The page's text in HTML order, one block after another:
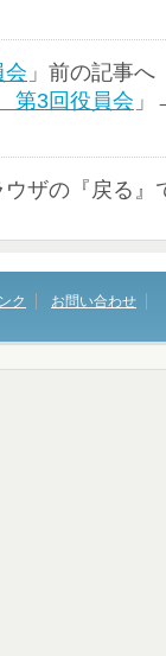
」前の記事
第3回役員会
ザの『戻る』
ク お問い合わせ